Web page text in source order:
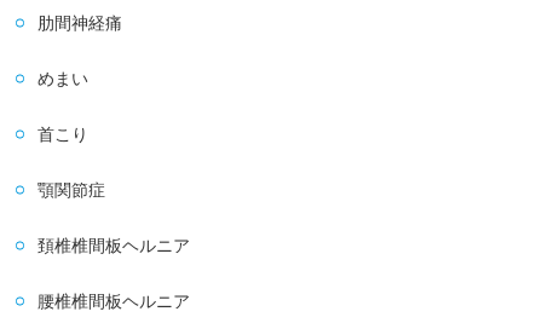
肋間神経痛
めまい
首こり
顎関節症
頚椎椎間板ヘルニア
腰椎椎間板ヘルニア